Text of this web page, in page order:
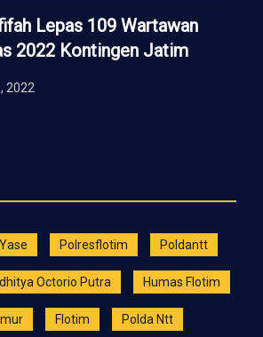
Lepas 109 Wartawan
2022 Kontingen Jatim
2022
Polresflotim Poldantt
Octorio Putra Humas Flotim
Flotim Polda Ntt